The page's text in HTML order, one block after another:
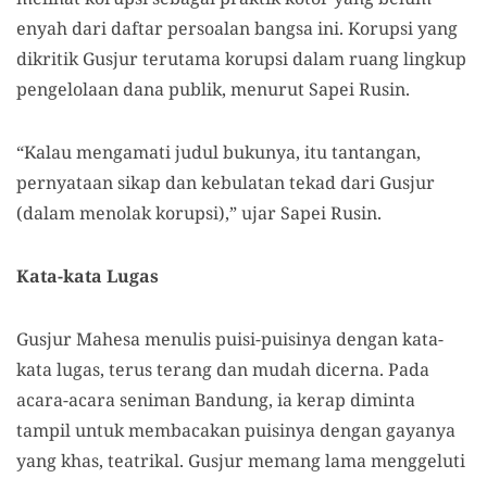
enyah dari daftar persoalan bangsa ini. Korupsi yang
dikritik Gusjur terutama korupsi dalam ruang lingkup
pengelolaan dana publik, menurut Sapei Rusin.
“Kalau mengamati judul bukunya, itu tantangan,
pernyataan sikap dan kebulatan tekad dari Gusjur
(dalam menolak korupsi),” ujar Sapei Rusin.
Kata-kata Lugas
Gusjur Mahesa menulis puisi-puisinya dengan kata-
kata lugas, terus terang dan mudah dicerna. Pada
acara-acara seniman Bandung, ia kerap diminta
tampil untuk membacakan puisinya dengan gayanya
yang khas, teatrikal. Gusjur memang lama menggeluti